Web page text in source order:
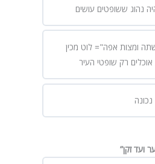
נהוג ששופטים עושים
ומצות אפה"= לוט מכין
רק שופטי העיר
ועד זקן”